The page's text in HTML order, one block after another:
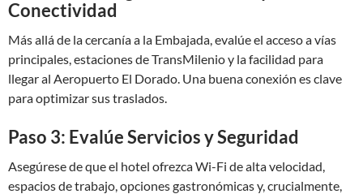
Conectividad
Más allá de la cercanía a la Embajada, evalúe el acceso a vías
principales, estaciones de TransMilenio y la facilidad para
llegar al Aeropuerto El Dorado. Una buena conexión es clave
para optimizar sus traslados.
Paso 3: Evalúe Servicios y Seguridad
Asegúrese de que el hotel ofrezca Wi-Fi de alta velocidad,
espacios de trabajo, opciones gastronómicas y, crucialmente,